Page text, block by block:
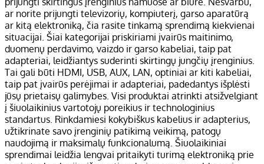
ar norite prijungti televizorių, kompiuterį, garso aparatūrą
ar kitą elektroniką, čia rasite tinkamą sprendimą kiekvienai
situacijai. Šiai kategorijai priskiriami įvairūs maitinimo,
duomenų perdavimo, vaizdo ir garso kabeliai, taip pat
adapteriai, leidžiantys suderinti skirtingų jungčių įrenginius.
Tai gali būti HDMI, USB, AUX, LAN, optiniai ar kiti kabeliai,
taip pat įvairūs perėjimai ir adapteriai, padedantys išplėsti
jūsų prietaisų galimybes. Visi produktai atrinkti atsižvelgiant
į šiuolaikinius vartotojų poreikius ir technologinius
standartus. Rinkdamiesi kokybiškus kabelius ir adapterius,
užtikrinate savo įrenginių patikimą veikimą, patogų
naudojimą ir maksimalų funkcionalumą. Šiuolaikiniai
sprendimai leidžia lengvai pritaikyti turimą elektroniką prie